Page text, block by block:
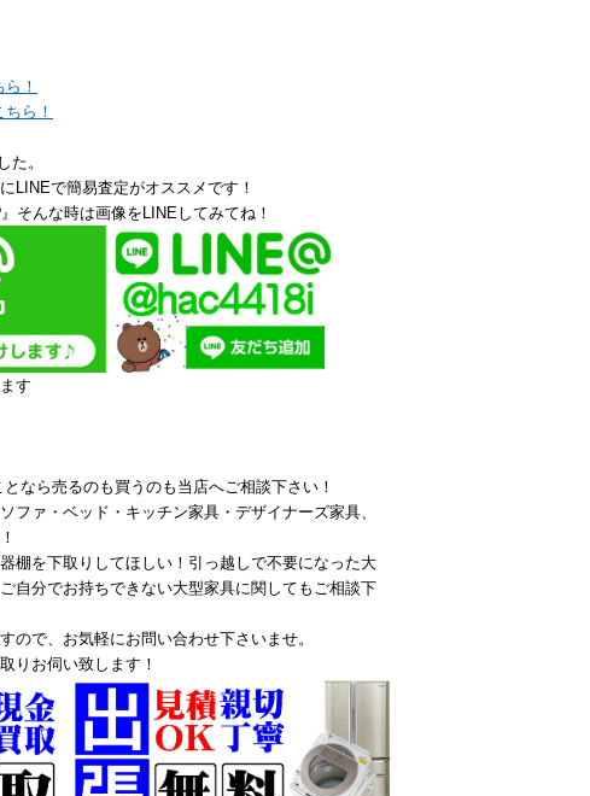
！
ら！
た。
LINEで簡易査定がオススメです！
そんな時は画像をLINEしてみてね！
す
なら売るのも買うのも当店へご相談下さい！
ファ・ベッド・キッチン家具・デザイナーズ家具、
棚を下取りしてほしい！引っ越しで不要になった大
自分でお持ちできない大型家具に関してもご相談下
ので、お気軽にお問い合わせ下さいませ。
りお伺い致します！